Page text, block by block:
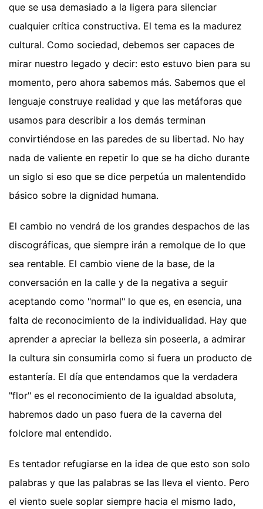
que se usa demasiado a la ligera para silenciar
cualquier crítica constructiva. El tema es la madurez
cultural. Como sociedad, debemos ser capaces de
mirar nuestro legado y decir: esto estuvo bien para su
momento, pero ahora sabemos más. Sabemos que el
lenguaje construye realidad y que las metáforas que
usamos para describir a los demás terminan
convirtiéndose en las paredes de su libertad. No hay
nada de valiente en repetir lo que se ha dicho durante
un siglo si eso que se dice perpetúa un malentendido
básico sobre la dignidad humana.
El cambio no vendrá de los grandes despachos de las
discográficas, que siempre irán a remolque de lo que
sea rentable. El cambio viene de la base, de la
conversación en la calle y de la negativa a seguir
aceptando como "normal" lo que es, en esencia, una
falta de reconocimiento de la individualidad. Hay que
aprender a apreciar la belleza sin poseerla, a admirar
la cultura sin consumirla como si fuera un producto de
estantería. El día que entendamos que la verdadera
"flor" es el reconocimiento de la igualdad absoluta,
habremos dado un paso fuera de la caverna del
folclore mal entendido.
Es tentador refugiarse en la idea de que esto son solo
palabras y que las palabras se las lleva el viento. Pero
el viento suele soplar siempre hacia el mismo lado,